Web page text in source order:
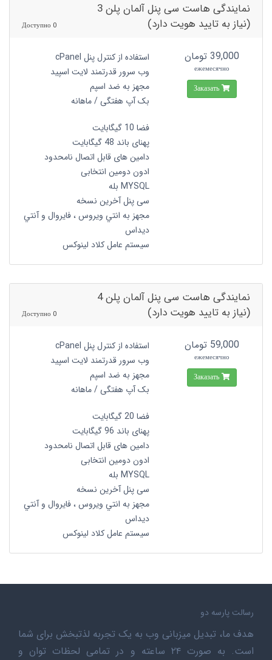
نمایندگی هاست سی پنل آلمان پلن 3
(نیاز به تایید هویت دارد)
0 Доступно
استفاده از کنترل پنل cPanel
وب سرور قدرتمند لایت اسپید
مجهز به ضد اسپم
بک آپ هفتگی / ماهانه
فضا 10 گیگابایت
پهنای باند 48 گیگابایت
دامین های قابل اتصال نامحدود
ادون دومین انتخابی
MYSQL بله
سی پنل آخرین نسخه
مجهز به انتي ويروس ، فايروال و آنتي
ديداس
سیستم عامل کلاد لینوکس
39,000 تومان
ежемесячно
Заказать
نمایندگی هاست سی پنل آلمان پلن 4
(نیاز به تایید هویت دارد)
0 Доступно
استفاده از کنترل پنل cPanel
وب سرور قدرتمند لایت اسپید
مجهز به ضد اسپم
بک آپ هفتگی / ماهانه
فضا 20 گیگابایت
پهنای باند 96 گیگابایت
دامین های قابل اتصال نامحدود
ادون دومین انتخابی
MYSQL بله
سی پنل آخرین نسخه
مجهز به انتي ويروس ، فايروال و آنتي
ديداس
سیستم عامل کلاد لینوکس
59,000 تومان
ежемесячно
Заказать
رسالت پارسه دو
هدف ما، تبدیل میزبانی وب به یک تجربه لذتبخش برای شما
است. به صورت ۲۴ ساعته و در تمامی لحظات توان و